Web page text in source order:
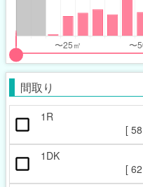
間取り
1R
[ 58
1DK
[ 62